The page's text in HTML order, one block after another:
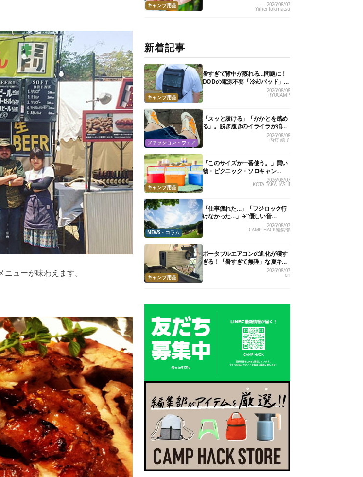
ューが味わえます。
キャンプ用品 2026/08/07
Yuhei Tokimatsu
新着記事
キャンプ用品
暑すぎて背中が蒸れる…問題に！
DODの電源不要「冷却パッド」を
試したら、夏の移動がラクになっ
た
2026/08/08
RYUCAMP
ファッション・ウェア
「スッと履ける」「かかとを踏め
る」。脱ぎ履きのイライラが消え
る快適“スニーカーサンダル”6選
2026/08/08
内舘 綾子
キャンプ用品
「このサイズが一番使う。」買い
物・ピクニック・ソロキャン
に“ちょうどいい”小型クーラーボ
ックス13選
2026/08/07
KOTA TAKAHASHI
NEWS・コラム
「仕事疲れた…」「フジロック行
けなかった…」→“優しい音
楽”と“大きな自然”で治癒。まだ間
に合います。
2026/08/07
CAMP HACK編集部
キャンプ用品
ポータブルエアコンの進化が凄す
ぎる！「暑すぎて無理」な夏キャ
ンプを激変させる最新5選2026/08/07
eri